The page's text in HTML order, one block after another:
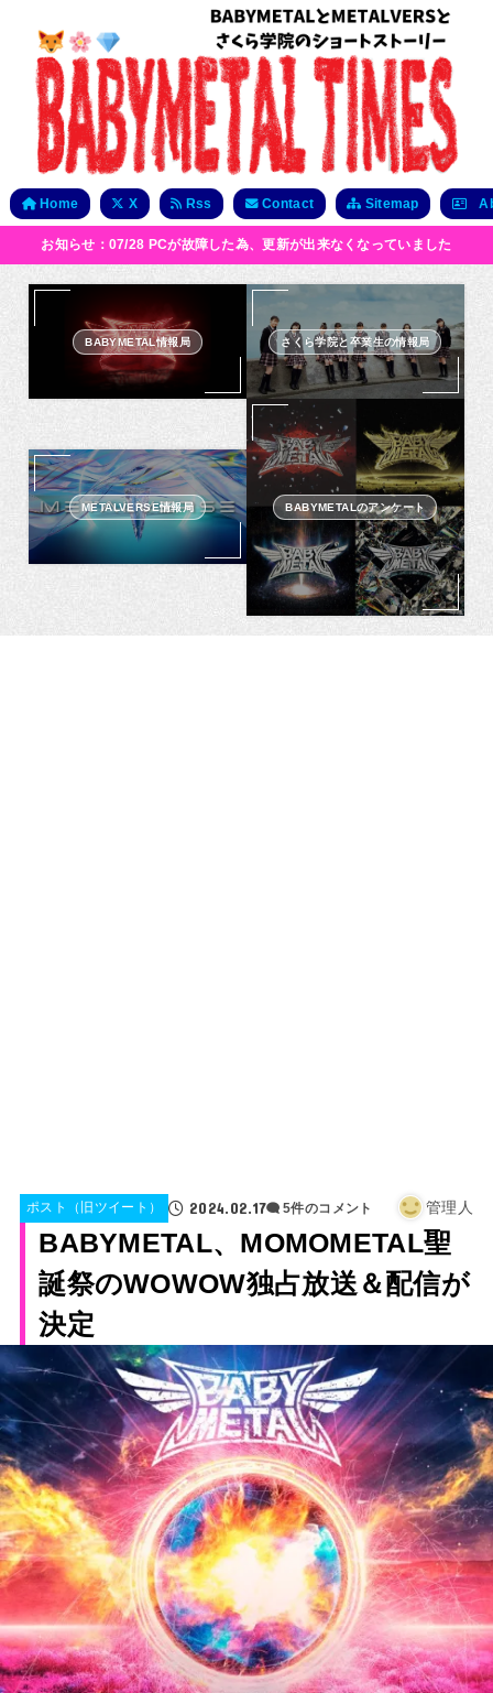
Home X Rss Contact Sitemap
お知らせ：07/28 PCが故障した為、更新が出来なくなっていました
BABYMETAL情報局 さくら学院と卒業生の情報局
METALVERSE情報局 BABYMETALのアンケート
ポスト（旧ツイート） 2024.02.17 5件のコメント 管理人
BABYMETAL、MOMOMETAL聖
誕祭のWOWOW独占放送＆配信が
決定